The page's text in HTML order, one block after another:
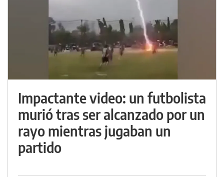
Impactante video: un futbolista
murió tras ser alcanzado por un
rayo mientras jugaban un
partido